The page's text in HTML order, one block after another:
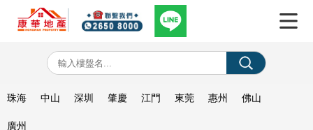
珠海 中山 深圳 肇慶 江門 東莞 惠州 佛山
廣州